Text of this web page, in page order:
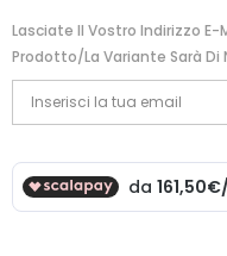
Lasciate Il Vostro Indirizzo E-
Prodotto/la Variante Sarà Di